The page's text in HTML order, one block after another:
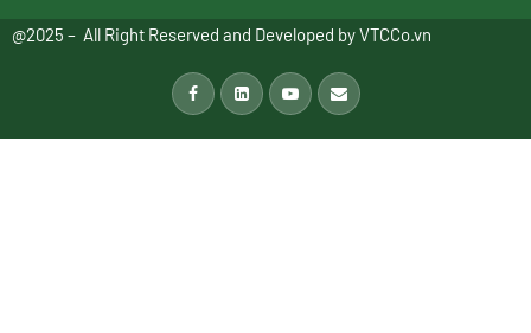
@2025 – All Right Reserved and Developed byVTCCo.vn